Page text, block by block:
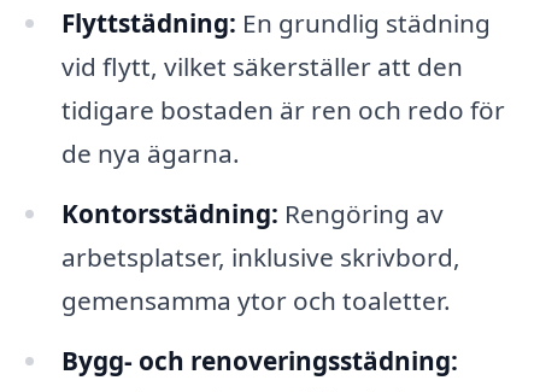
Flyttstädning: En grundlig städning
vid flytt, vilket säkerställer att den
tidigare bostaden är ren och redo för
de nya ägarna.
Kontorsstädning: Rengöring av
arbetsplatser, inklusive skrivbord,
gemensamma ytor och toaletter.
Bygg- och renoveringsstädning: